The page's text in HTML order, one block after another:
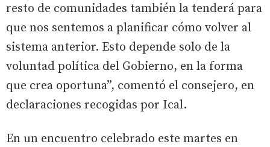
resto de comunidades también la tenderá para
que nos sentemos a planificar cómo volver al
sistema anterior. Esto depende solo de la
voluntad política del Gobierno, en la forma
que crea oportuna”, comentó el consejero, en
declaraciones recogidas por Ical.
En un encuentro celebrado este martes en